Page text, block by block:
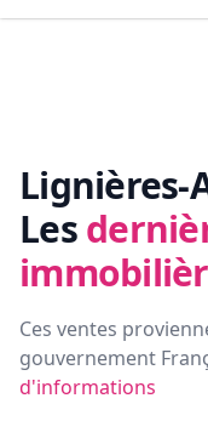
Lignières-
Les
Ces ventes
gouvernement
d'informations